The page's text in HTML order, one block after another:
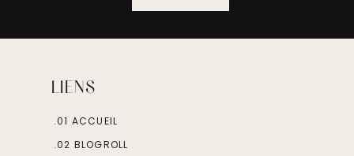
LIENS
.01 ACCUEIL
.02 BLOGROLL